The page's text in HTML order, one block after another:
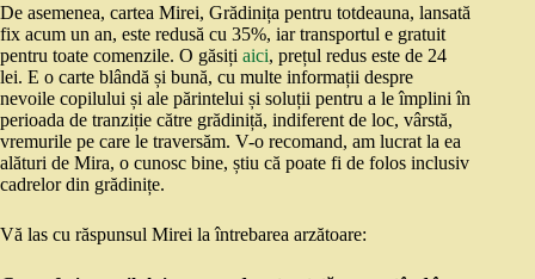
De asemenea, cartea Mirei, Grădinița pentru totdeauna, lansată
fix acum un an, este redusă cu 35%, iar transportul e gratuit
pentru toate comenzile. O găsiți aici, prețul redus este de 24
lei. E o carte blândă și bună, cu multe informații despre
nevoile copilului și ale părintelui și soluții pentru a le împlini în
perioada de tranziție către grădiniță, indiferent de loc, vârstă,
vremurile pe care le traversăm. V-o recomand, am lucrat la ea
alături de Mira, o cunosc bine, știu că poate fi de folos inclusiv
cadrelor din grădinițe.
Vă las cu răspunsul Mirei la întrebarea arzătoare: